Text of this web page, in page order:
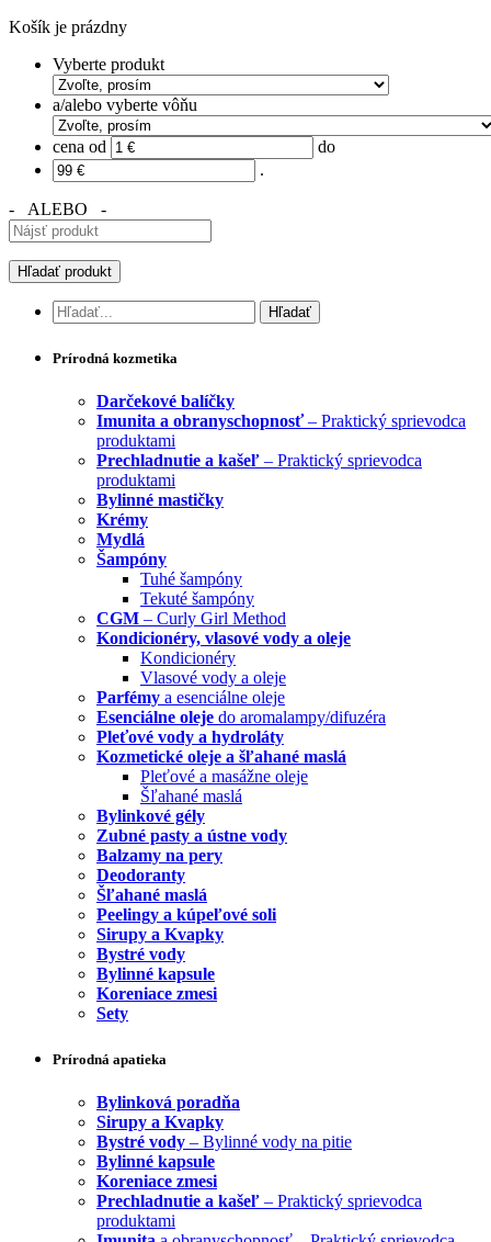
Košík je prázdny
Vyberte produkt
a/alebo vyberte vôňu
cena od
do
.
- ALEBO -
Prírodná kozmetika
Darčekové balíčky
Imunita a obranyschopnosť– Praktický sprievodca
produktami
Prechladnutie a kašeľ – Praktický sprievodca
produktami
Bylinné mastičky
Krémy
Mydlá
Šampóny
Tuhé šampóny
Tekuté šampóny
CGM – Curly Girl Method
Kondicionéry, vlasové vody a oleje
Kondicionéry
Vlasové vody a oleje
Parfémy a esenciálne oleje
Esenciálne oleje do aromalampy/difuzéra
Pleťové vody a hydroláty
Kozmetické oleje a šľahané maslá
Pleťové a masážne oleje
Šľahané maslá
Bylinkové gély
Zubné pasty a ústne vody
Balzamy na pery
Deodoranty
Šľahané maslá
Peelingy a kúpeľové soli
Sirupy a Kvapky
Bystré vody
Bylinné kapsule
Koreniace zmesi
Sety
Prírodná apatieka
Bylinková poradňa
Sirupy a Kvapky
Bystré vody – Bylinné vody na pitie
Bylinné kapsule
Koreniace zmesi
Prechladnutie a kašeľ – Praktický sprievodca
produktami